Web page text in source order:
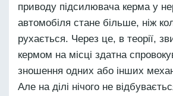
приводу підсилювача керма у
автомобіля стане більше, ніж
рухається. Через це, в теорії,
кермом на місці здатна
зношення одних або інших
Але на ділі нічого не